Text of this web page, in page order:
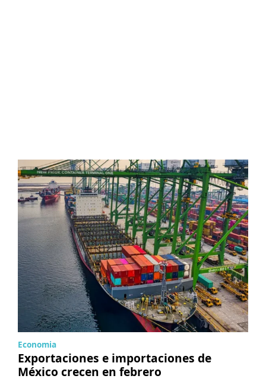
Economia
Exportaciones e importaciones de
México crecen en febrero